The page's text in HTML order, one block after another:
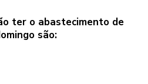
ter o abastecimento de
são: